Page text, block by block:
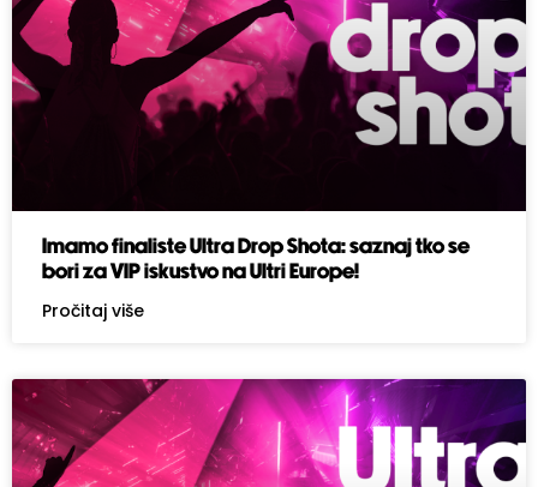
Imamo finaliste Ultra Drop Shota: saznaj tko se
bori za VIP iskustvo na Ultri Europe!
Pročitaj više